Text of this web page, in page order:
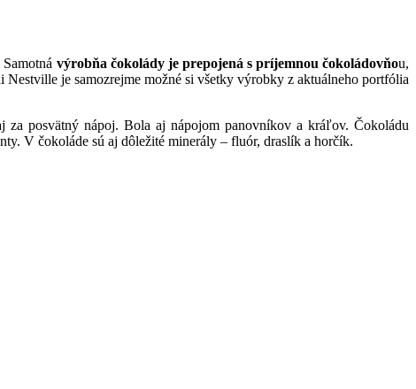
výrobňa čokolády je prepojená s príjemnou čokoládovňou,
Nestville je samozrejme možné si všetky výrobky z aktuálneho portfólia
za posvätný nápoj. Bola aj nápojom panovníkov a kráľov. Čokoládu
V čokoláde sú aj dôležité minerály – fluór, draslík a horčík.